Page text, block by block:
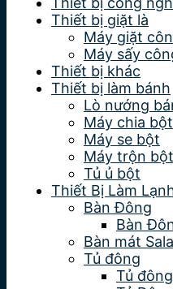
Thiết bị giặt là
Máy giặt
Máy sấy
Thiết bị khác
Thiết bị làm bánh
Lò nướng
Máy chia bột
Máy se bột
Máy trộn bột
Tủ ủ bột
Thiết Bị Làm
Bàn Đông
Bàn
Bàn mát
Tủ đông
Tủ